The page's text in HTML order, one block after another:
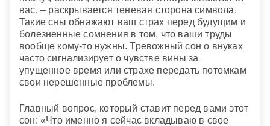
вас, – раскрывается теневая сторона символа.
Такие сны обнажают ваш страх перед будущим и
болезненные сомнения в том, что ваши труды
вообще кому-то нужны. Тревожный сон о внуках
часто сигнализирует о чувстве вины за
упущенное время или страхе передать потомкам
свои нерешенные проблемы.
Главный вопрос, который ставит перед вами этот
сон: «Что именно я сейчас вкладываю в свое